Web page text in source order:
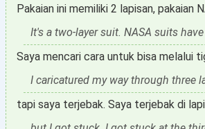
Pakaian ini memiliki 2 lapisan, pakaian
It's a two-layer suit. NASA suits
Saya mencari cara untuk bisa melalui
I caricatured my way through three
tapi saya terjebak. Saya terjebak di